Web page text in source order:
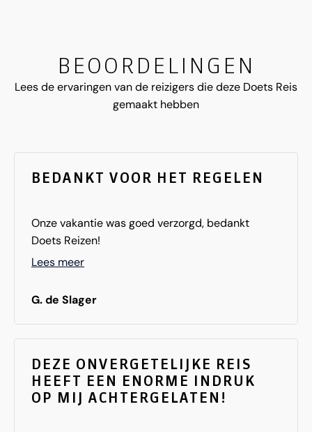
BEOORDELINGEN
Lees de ervaringen van de reizigers die deze Doets Reis
gemaakt hebben
BEDANKT VOOR HET REGELEN
Onze vakantie was goed verzorgd, bedankt
Doets Reizen!
Lees meer
G. de Slager
DEZE ONVERGETELIJKE REIS
HEEFT EEN ENORME INDRUK
OP MIJ ACHTERGELATEN!